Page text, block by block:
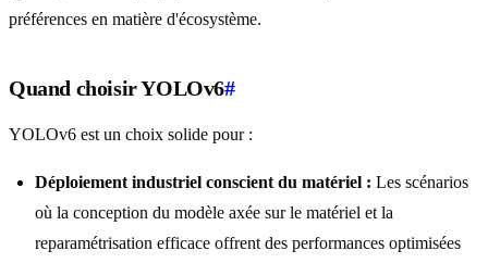
préférences en matière d'écosystème.
Quand choisir YOLOv6#
YOLOv6 est un choix solide pour :
Déploiement industriel conscient du matériel : Les scénarios
où la conception du modèle axée sur le matériel et la
reparamétrisation efficace offrent des performances optimisées